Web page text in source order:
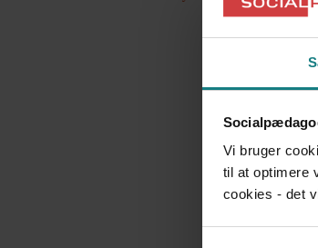
Vi bruger
til at optimere
cookies - det